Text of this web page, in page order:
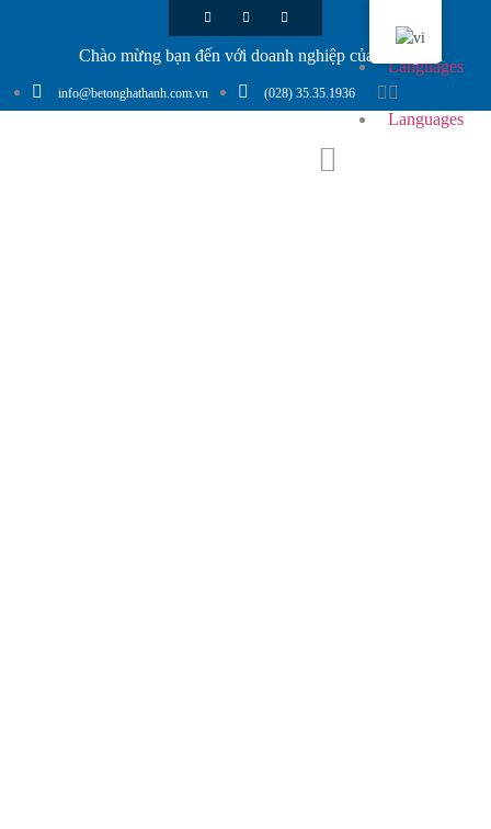
Chào mừng bạn đến với doanh nghiệp của chúng tôi
info@betonghathanh.com.vn (028) 35.35.1936
Languages
Languages